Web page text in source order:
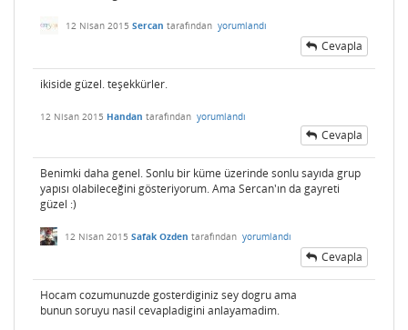
12 Nisan 2015 Sercan tarafından yorumlandı
Cevapla
ikiside güzel. teşekkürler.
12 Nisan 2015 Handan tarafından yorumlandı
Cevapla
Benimki daha genel. Sonlu bir küme üzerinde sonlu sayıda grup
yapısı olabileceğini gösteriyorum. Ama Sercan'ın da gayreti
güzel :)
12 Nisan 2015 Safak Ozden tarafından yorumlandı
Cevapla
Hocam cozumunuzde gosterdiginiz sey dogru ama
bunun soruyu nasil cevapladigini anlayamadim.